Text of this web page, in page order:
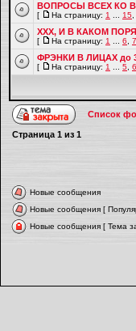
ВОПРОСЫ ВСЕХ КО
[ На страницу: 1 15
ХХХ, И В КАКОМ
[ На страницу: 1 6 7
ФРЭНКИ В ЛИЦАХ до
[ На страницу: 1 5 6
Список
Страница 1 из 1
Новые сообщения
Новые сообщения [
Новые сообщения [ Тема